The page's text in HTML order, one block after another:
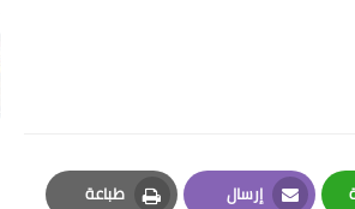
إرسال طباعة